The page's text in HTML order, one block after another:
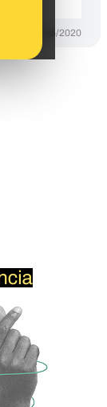
03/06/2020